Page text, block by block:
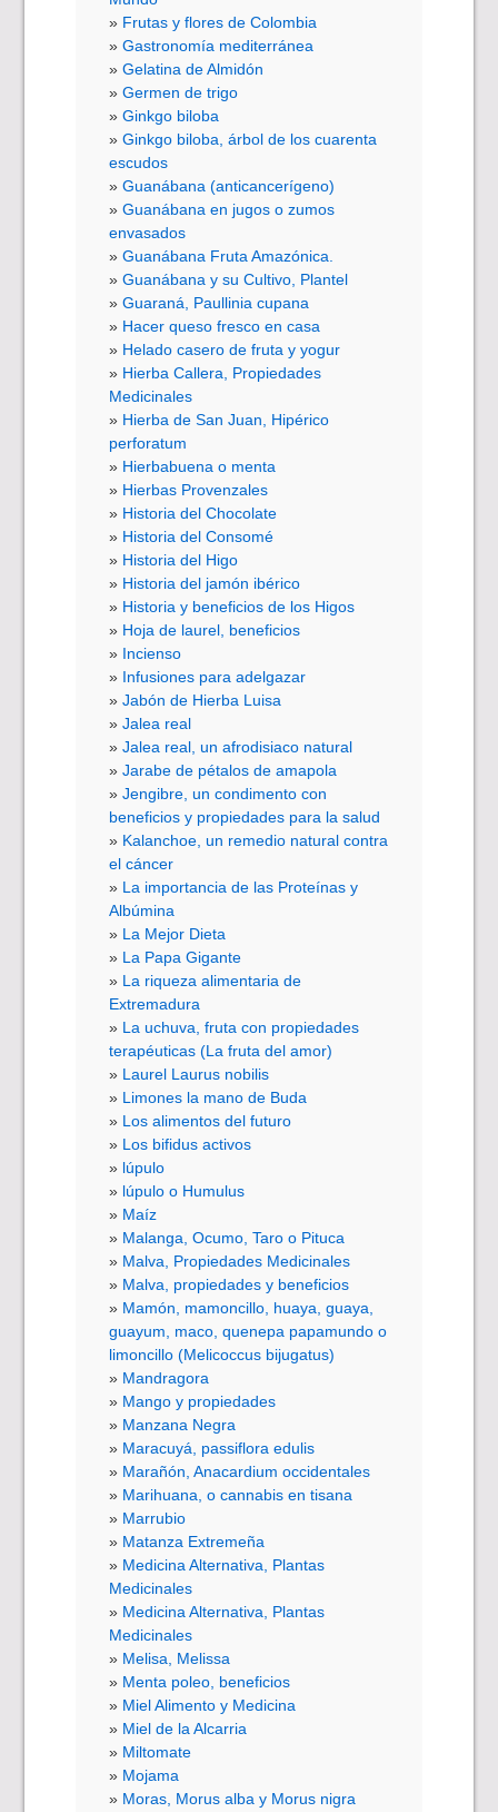
Frutas y flores de Colombia
Gastronomía mediterránea
Gelatina de Almidón
Germen de trigo
Ginkgo biloba
Ginkgo biloba, árbol de los cuarenta
escudos
Guanábana (anticancerígeno)
Guanábana en jugos o zumos
envasados
Guanábana Fruta Amazónica.
Guanábana y su Cultivo, Plantel
Guaraná, Paullinia cupana
Hacer queso fresco en casa
Helado casero de fruta y yogur
Hierba Callera, Propiedades
Medicinales
Hierba de San Juan, Hipérico
perforatum
Hierbabuena o menta
Hierbas Provenzales
Historia del Chocolate
Historia del Consomé
Historia del Higo
Historia del jamón ibérico
Historia y beneficios de los Higos
Hoja de laurel, beneficios
Incienso
Infusiones para adelgazar
Jabón de Hierba Luisa
Jalea real
Jalea real, un afrodisiaco natural
Jarabe de pétalos de amapola
Jengibre, un condimento con
beneficios y propiedades para la salud
Kalanchoe, un remedio natural contra
el cáncer
La importancia de las Proteínas y
Albúmina
La Mejor Dieta
La Papa Gigante
La riqueza alimentaria de
Extremadura
La uchuva, fruta con propiedades
terapéuticas (La fruta del amor)
Laurel Laurus nobilis
Limones la mano de Buda
Los alimentos del futuro
Los bifidus activos
lúpulo
lúpulo o Humulus
Maíz
Malanga, Ocumo, Taro o Pituca
Malva, Propiedades Medicinales
Malva, propiedades y beneficios
Mamón, mamoncillo, huaya, guaya,
guayum, maco, quenepa papamundo o
limoncillo (Melicoccus bijugatus)
Mandragora
Mango y propiedades
Manzana Negra
Maracuyá, passiflora edulis
Marañón, Anacardium occidentales
Marihuana, o cannabis en tisana
Marrubio
Matanza Extremeña
Medicina Alternativa, Plantas
Medicinales
Medicina Alternativa, Plantas
Medicinales
Melisa, Melissa
Menta poleo, beneficios
Miel Alimento y Medicina
Miel de la Alcarria
Miltomate
Mojama
Moras, Morus alba y Morus nigra